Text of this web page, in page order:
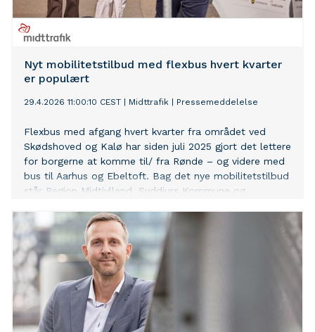
Nyt mobilitetstilbud med flexbus hvert kvarter
er populært
29.4.2026 11:00:10 CEST Midttrafik Pressemeddelelse
Flexbus med afgang hvert kvarter fra området ved
Skødshoved og Kalø har siden juli 2025 gjort det lettere
for borgerne at komme til/ fra Rønde – og videre med
bus til Aarhus og Ebeltoft. Bag det nye mobilitetstilbud
står Region Midtjylland, Syddjurs Kommune og
med finansiering fra Trafikstyrelsen, skal styrke
mobiliteten på Djursland.